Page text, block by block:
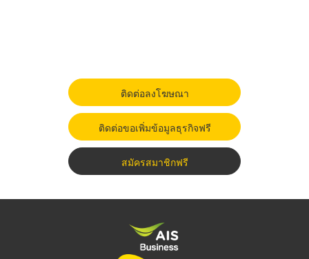
ติดต่อลงโฆษณา
ติดต่อขอเพิ่มข้อมูลธุรกิจฟรี
สมัครสมาชิกฟรี